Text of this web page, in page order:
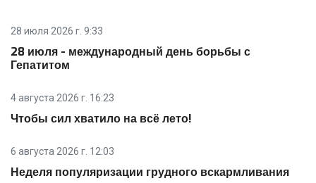
28 июля 2026 г. 9:33
28 июля - международный день борьбы с
Гепатитом
4 августа 2026 г. 16:23
Чтобы сил хватило на всё лето!
6 августа 2026 г. 12:03
Неделя популяризации грудного вскармливания